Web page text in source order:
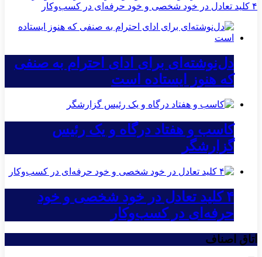
۴ کلید تعادل در خود شخصی و خود حرفه‌ای در کسب‌وکار
دل‌نوشته‌ای برای ادای احترام به صنفی
که هنوز ایستاده است
کاسب و هفتاد درگاه و یک رئیس
گزارشگر
۴ کلید تعادل در خود شخصی و خود
حرفه‌ای در کسب‌وکار
اتاق اصناف